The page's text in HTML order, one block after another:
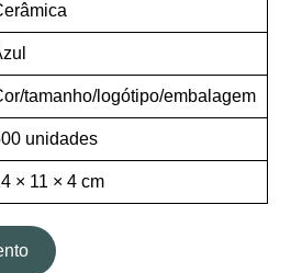
tamanho/logótipo/embalagem
unidades
× 11 × 4 cm